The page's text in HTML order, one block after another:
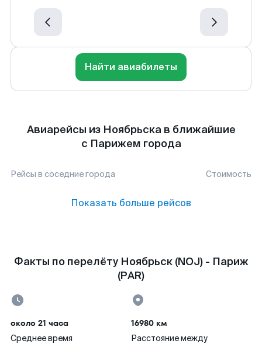
Найти авиабилеты
Авиарейсы из Ноябрьска в ближайшие
с Парижем города
Рейсы в соседние города Стоимость
Показать больше рейсов
Факты по перелёту Ноябрьск (NOJ) - Париж
(PAR)
около 21 часа
Среднее время
16980 км
Расстояние между